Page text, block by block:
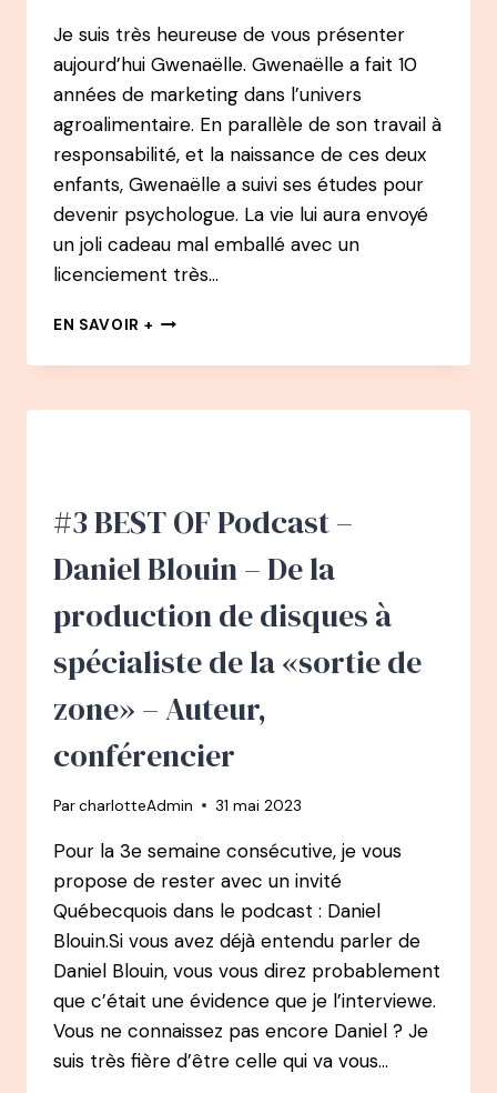
Je suis très heureuse de vous présenter
aujourd’hui Gwenaëlle. Gwenaëlle a fait 10
années de marketing dans l’univers
agroalimentaire. En parallèle de son travail à
responsabilité, et la naissance de ces deux
enfants, Gwenaëlle a suivi ses études pour
devenir psychologue. La vie lui aura envoyé
un joli cadeau mal emballé avec un
licenciement très…
EN SAVOIR + 108
–
PERSIAUX
MARKETING
L’AGROALIMENTAIRE
DEVIENT
CLINICIENNE,
AUTEURE
FORMATRICE
#3 BEST OF Podcast –
Daniel Blouin – De la
production de disques à
spécialiste de la «sortie de
zone» – Auteur,
conférencier
ParcharlotteAdmin 31 mai 2023
Pour la 3e semaine consécutive, je vous
propose de rester avec un invité
Québecquois dans le podcast : Daniel
Blouin.Si vous avez déjà entendu parler de
Daniel Blouin, vous vous direz probablement
que c’était une évidence que je l’interviewe.
Vous ne connaissez pas encore Daniel ? Je
suis très fière d’être celle qui va vous…